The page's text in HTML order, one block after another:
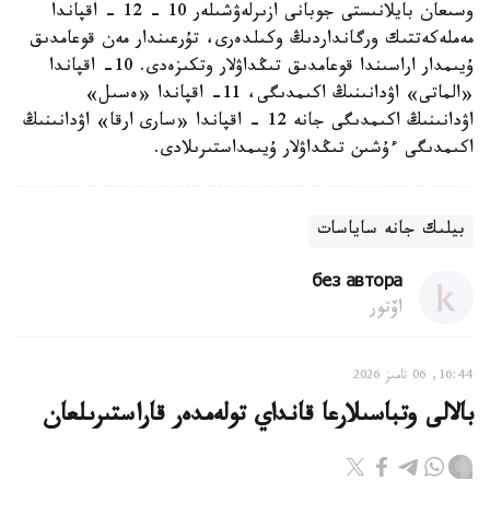
وسىعان بايلانىستى جوبانى ازىرلەۋشىلەر 10 - 12 - اقپاندا
مەملەكەتتىك ورگانداردىڭ وكىلدەرى، تۇرعىندار مەن قوعامدىق
ۇيىمدار اراسىندا قوعامدىق تىڭداۋلار وتكىزەدى. 10- اقپاندا
«الماتى» اۋدانىنىڭ اكىمدىگى، 11- اقپاندا «ەسىل»
اۋدانىنىڭ اكىمدىگى جانە 12 - اقپاندا «سارى ارقا» اۋدانىنىڭ
اكىمدىگى ءۇشىن تىڭداۋلار ۇيىمداستىرىلادى.
بيلىك جانە ساياسات
без автора
اۆتور
16:44, 06 تامىز 2026
بالالى وتباسىلارعا قانداي تولەمدەر قاراستىرىلعان